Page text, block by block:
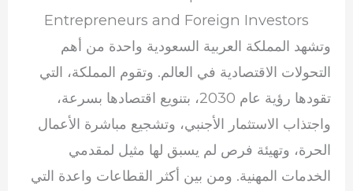
Entrepreneurs and Foreign Investors
وتشهد المملكة العربية السعودية واحدة من أهم
التحولات الاقتصادية في العالم. وتقوم المملكة، التي
تقودها رؤية عام 2030، بتنويع اقتصادها بسرعة،
واجتذاب الاستثمار الأجنبي، وتشجيع مباشرة الأعمال
الحرة، وتهيئة فرص لم يسبق لها مثيل لمقدمي
الخدمات المهنية. ومن بين أكثر القطاعات واعدة التي